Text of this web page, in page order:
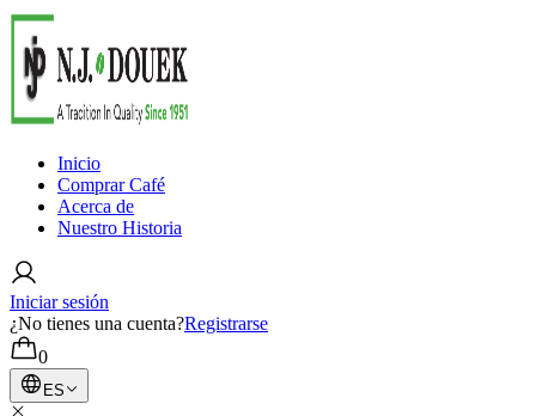
Inicio
Comprar Café
Acerca de
Nuestro Historia
Iniciar sesión
¿No tienes una cuenta?Registrarse
0
ES